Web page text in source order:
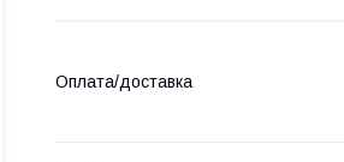
Оплата/доставка